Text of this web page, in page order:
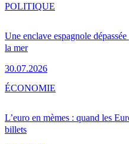
Une enclave espagnole
la mer
30.07.2026
POLITIQUE
L’euro en mèmes : quand les
billets
ÉCONOMIE